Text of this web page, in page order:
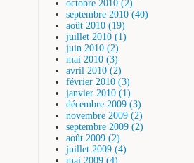
octobre 2010 (2)
septembre 2010 (40)
août 2010 (19)
juillet 2010 (1)
juin 2010 (2)
mai 2010 (3)
avril 2010 (2)
février 2010 (3)
janvier 2010 (1)
décembre 2009 (3)
novembre 2009 (2)
septembre 2009 (2)
août 2009 (2)
juillet 2009 (4)
mai 2009 (4)